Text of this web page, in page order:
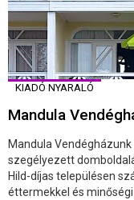
KIADÓ NYARALÓ
Mandula
Mandula
szegélyezett
Hild-díjas településen
éttermekkel és minőségi